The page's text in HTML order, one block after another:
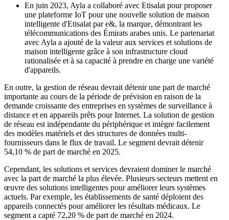
En juin 2023, Ayla a collaboré avec Etisalat pour proposer
une plateforme IoT pour une nouvelle solution de maison
intelligente d'Etisalat par e&, la marque, démontrant les
télécommunications des Émirats arabes unis. Le partenariat
avec Ayla a ajouté de la valeur aux services et solutions de
maison intelligente grâce à son infrastructure cloud
rationalisée et à sa capacité à prendre en charge une variété
d'appareils.
En outre, la gestion de réseau devrait détenir une part de marché
importante au cours de la période de prévision en raison de la
demande croissante des entreprises en systèmes de surveillance à
distance et en appareils prêts pour Internet. La solution de gestion
de réseau est indépendante du périphérique et intègre facilement
des modèles matériels et des structures de données multi-
fournisseurs dans le flux de travail. Le segment devrait détenir
54,10 % de part de marché en 2025.
Cependant, les solutions et services devraient dominer le marché
avec la part de marché la plus élevée. Plusieurs secteurs mettent en
œuvre des solutions intelligentes pour améliorer leurs systèmes
actuels. Par exemple, les établissements de santé déploient des
appareils connectés pour améliorer les résultats médicaux. Le
segment a capté 72,20 % de part de marché en 2024.